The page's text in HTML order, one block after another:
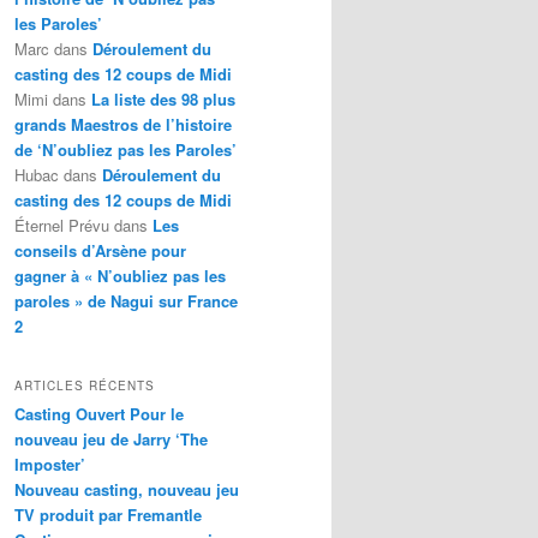
les Paroles’
Marc dans Déroulement du
casting des 12 coups de Midi
Mimi dans La liste des 98 plus
grands Maestros de l’histoire
de ‘N’oubliez pas les Paroles’
Hubac dans Déroulement du
casting des 12 coups de Midi
Éternel Prévu dans Les
conseils d’Arsène pour
gagner à « N’oubliez pas les
paroles » de Nagui sur France
2
ARTICLES RÉCENTS
Casting Ouvert Pour le
nouveau jeu de Jarry ‘The
Imposter’
Nouveau casting, nouveau jeu
TV produit par Fremantle